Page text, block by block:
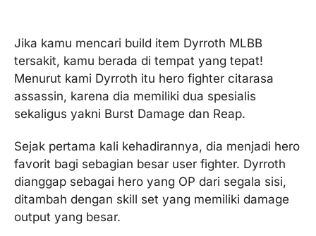
Jika kamu mencari build item Dyrroth MLBB
tersakit, kamu berada di tempat yang tepat!
Menurut kami Dyrroth itu hero fighter citarasa
assassin, karena dia memiliki dua spesialis
sekaligus yakni Burst Damage dan Reap.
Sejak pertama kali kehadirannya, dia menjadi hero
favorit bagi sebagian besar user fighter. Dyrroth
dianggap sebagai hero yang OP dari segala sisi,
ditambah dengan skill set yang memiliki damage
output yang besar.